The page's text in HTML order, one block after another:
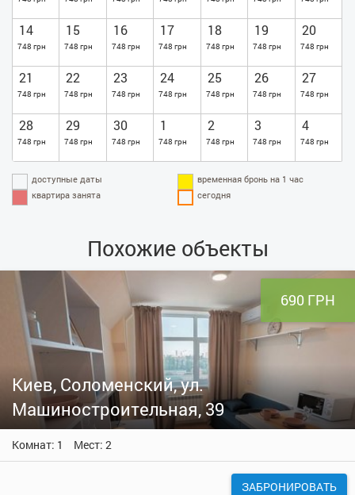
14
748 грн
15
748 грн
16
748 грн
17
748 грн
18
748 грн
19
748 грн
20
748 грн
21
748 грн
22
748 грн
23
748 грн
24
748 грн
25
748 грн
26
748 грн
27
748 грн
28
748 грн
29
748 грн
30
748 грн
1
748 грн
2
748 грн
3
748 грн
4
748 грн
доступные даты
временная бронь на 1 час
квартира занята
сегодня
Похожие объекты
690 ГРН
Киев, Соломенский, ул.
Машиностроительная, 39
Комнат: 1 Мест: 2
ЗАБРОНИРОВАТЬ